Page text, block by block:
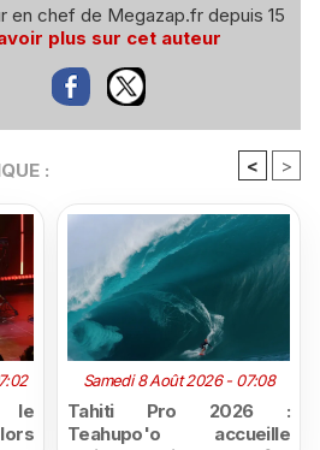
en chef de Megazap.fr depuis 15
plus sur cet auteur
: < >
le
Samedi 8 Août 2026 - 07:08
Tahiti Pro 2026 :
Teahupo'o accueille